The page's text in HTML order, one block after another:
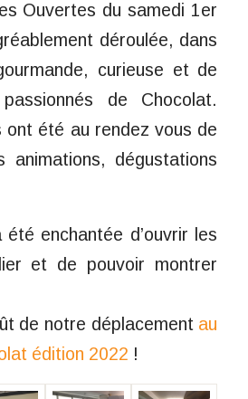
Ouvertes du samedi 1er
déroulée, dans
curieuse et de
de Chocolat.
été au rendez vous de
animations, dégustations
été enchantée d’ouvrir les
et de pouvoir montrer
de notre déplacement au
édition 2022 !